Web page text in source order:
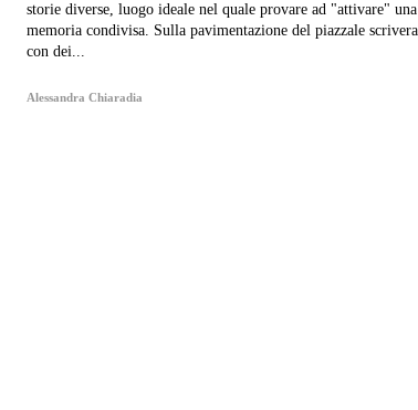
storie diverse, luogo ideale nel quale provare ad "attivare" una
memoria condivisa. Sulla pavimentazione del piazzale scriveranno
con dei...
Alessandra Chiaradia